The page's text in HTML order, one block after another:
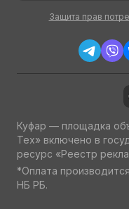
Защита прав
Куфар — площадка
Тех» включено в
ресурс «Реестр
*Оплата
НБ РБ.